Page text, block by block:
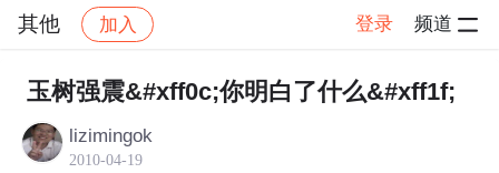
其他 加入 登录 频道
社区 其他 帖子详情
玉树强震&#xff0c;你明白了什么&#xff1f;
lizimingok
2010-04-19